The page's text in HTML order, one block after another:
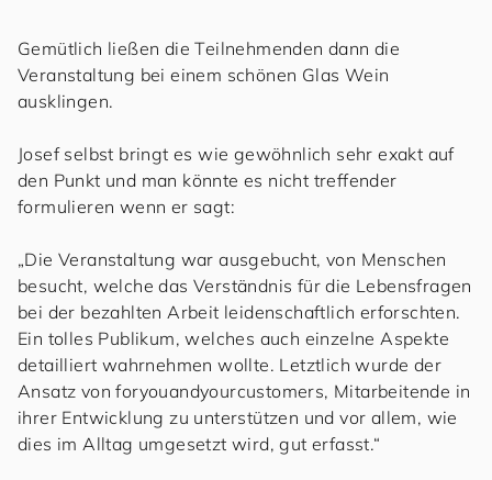
Gemütlich ließen die Teilnehmenden dann die
Veranstaltung bei einem schönen Glas Wein
ausklingen.
Josef selbst bringt es wie gewöhnlich sehr exakt auf
den Punkt und man könnte es nicht treffender
formulieren wenn er sagt:
„Die Veranstaltung war ausgebucht, von Menschen
besucht, welche das Verständnis für die Lebensfragen
bei der bezahlten Arbeit leidenschaftlich erforschten.
Ein tolles Publikum, welches auch einzelne Aspekte
detailliert wahrnehmen wollte. Letztlich wurde der
Ansatz vonforyouandyourcustomers, Mitarbeitende in
ihrer Entwicklung zu unterstützen und vor allem, wie
dies im Alltag umgesetzt wird, gut erfasst.“